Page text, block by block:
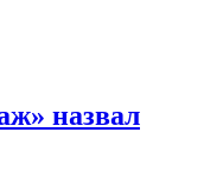
назвал